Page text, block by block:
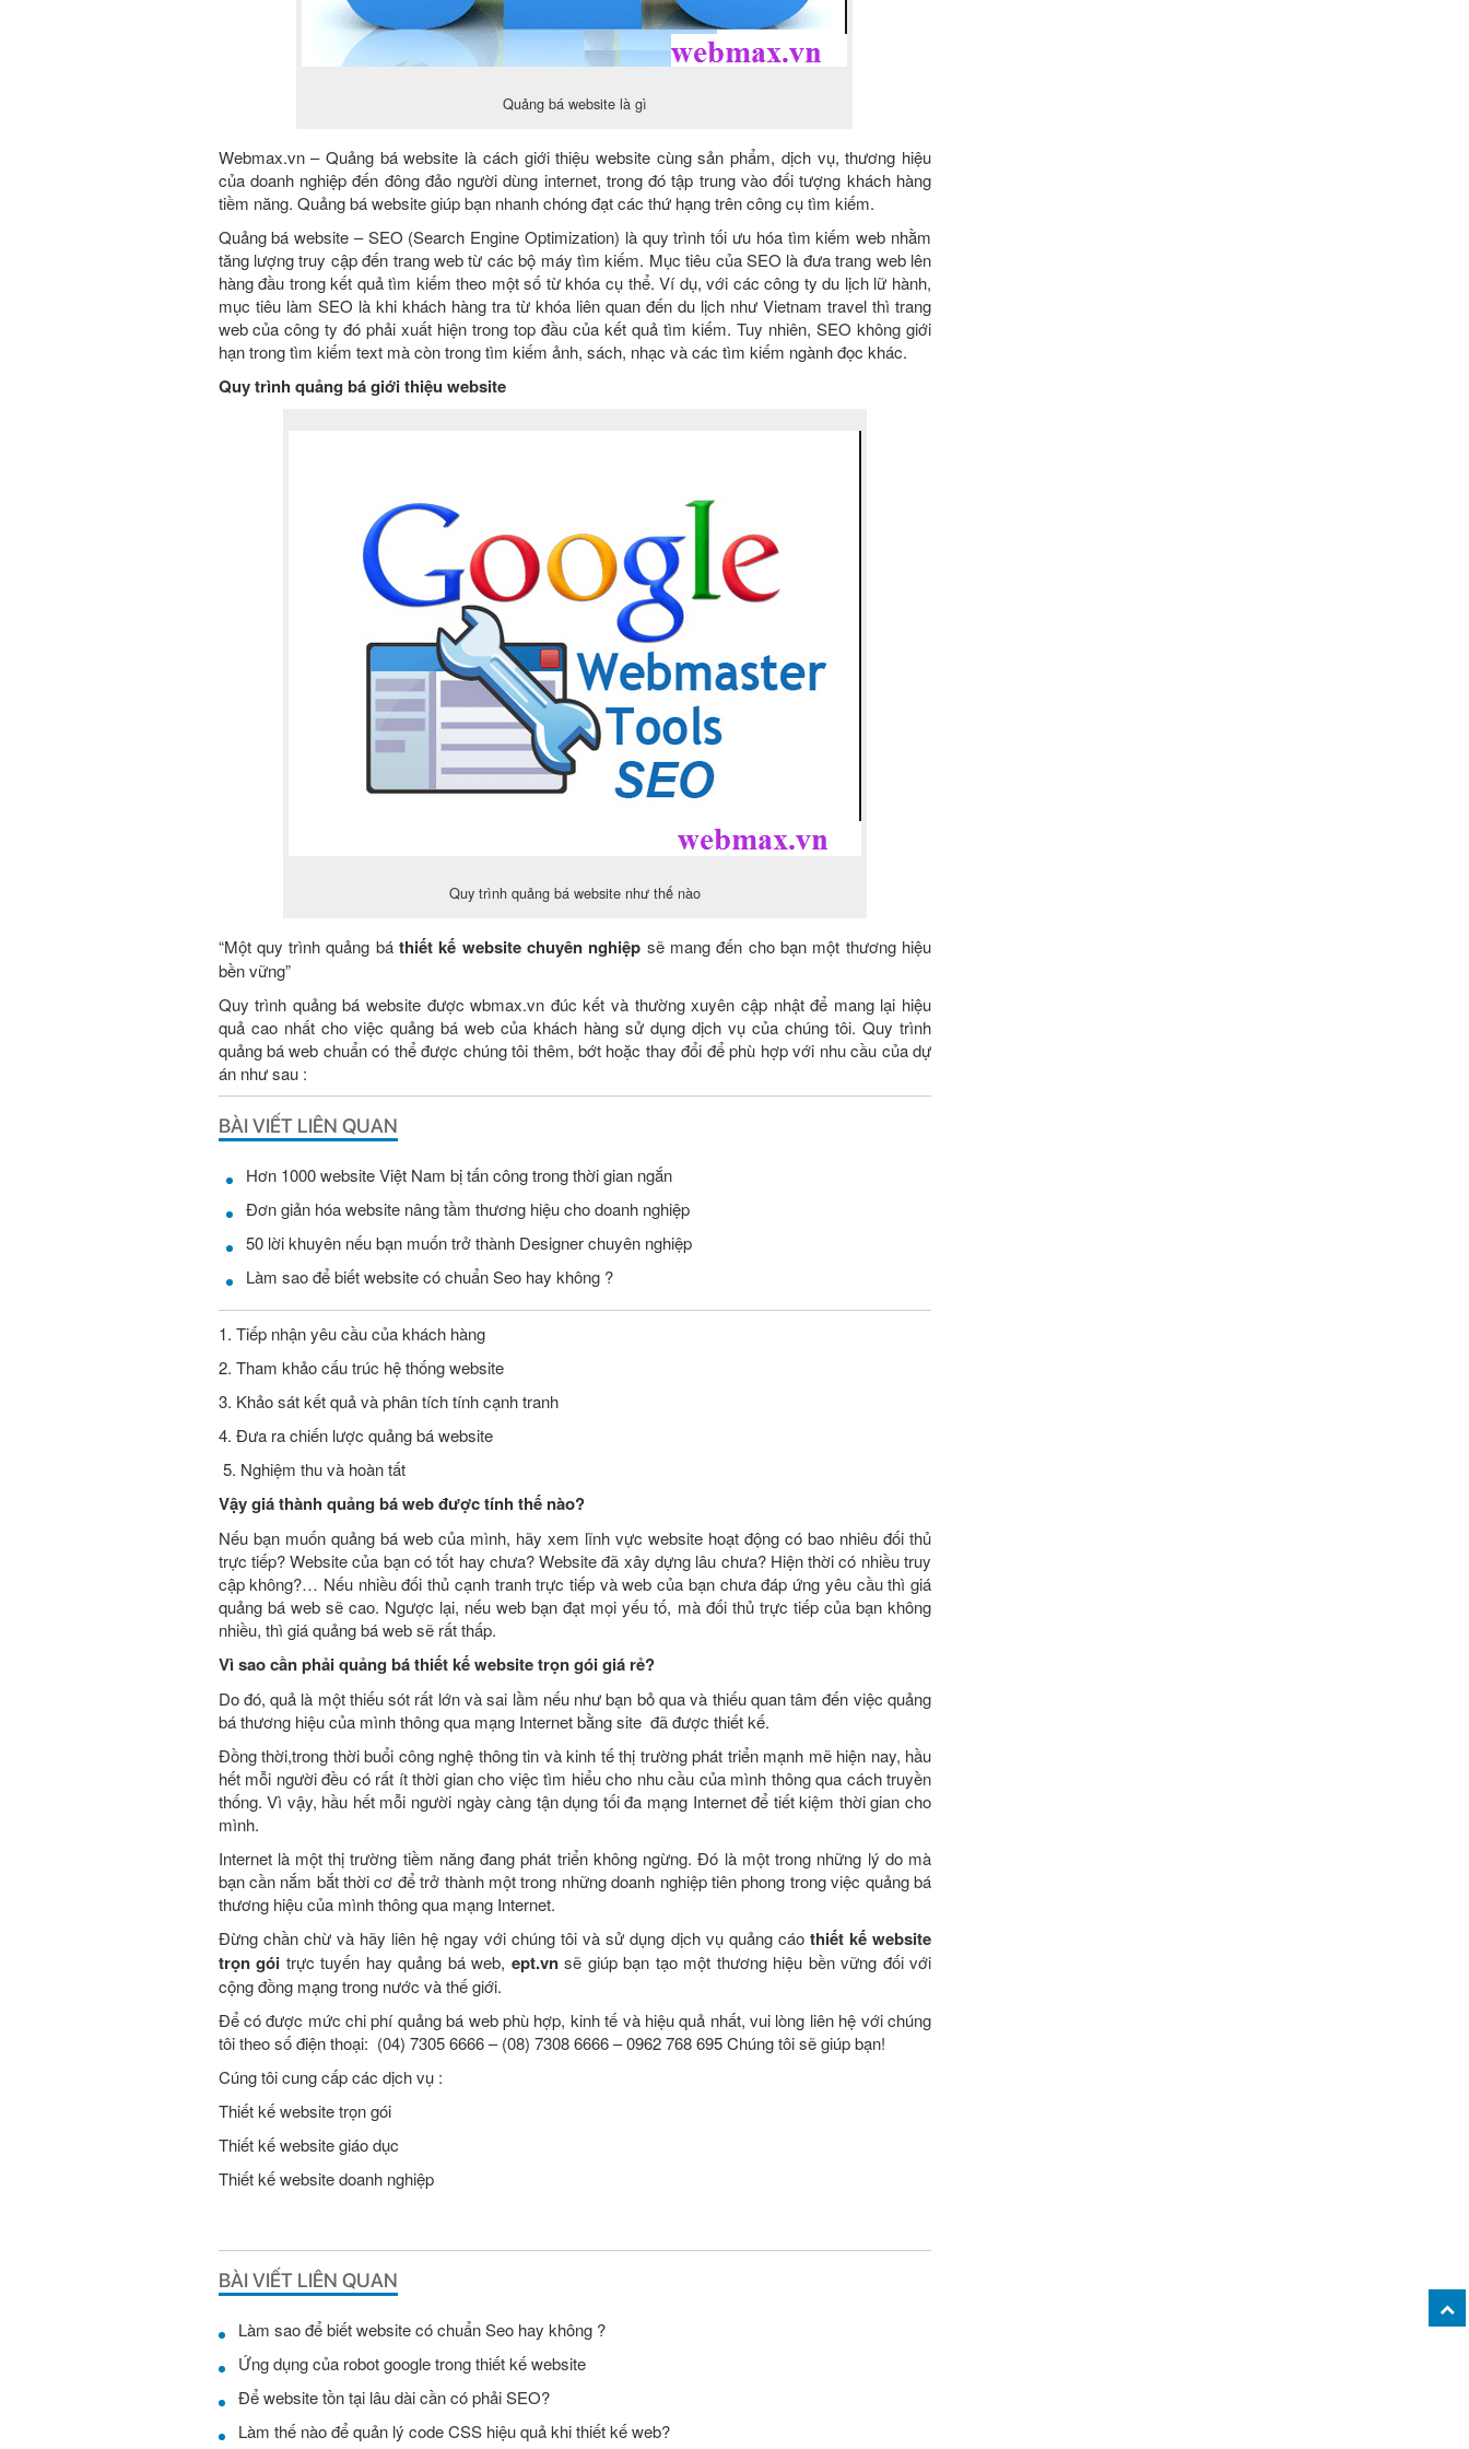
Quảng bá website là gì
Webmax.vn– Quảng bá website là cách giới thiệu website cùng sản phẩm, dịch vụ, thương hiệu
của doanh nghiệp đến đông đảo người dùng internet, trong đó tập trung vào đối tượng khách hàng
tiềm năng. Quảng bá website giúp bạn nhanh chóng đạt các thứ hạng trên công cụ tìm kiếm.
Quảng bá website – SEO (Search Engine Optimization) là quy trình tối ưu hóa tìm kiếm web nhằm
tăng lượng truy cập đến trang web từ các bộ máy tìm kiếm. Mục tiêu của SEO là đưa trang web lên
hàng đầu trong kết quả tìm kiếm theo một số từ khóa cụ thể. Ví dụ, với các công ty du lịch lữ hành,
mục tiêu làm SEO là khi khách hàng tra từ khóa liên quan đến du lịch như Vietnam travel thì trang
web của công ty đó phải xuất hiện trong top đầu của kết quả tìm kiếm. Tuy nhiên, SEO không giới
hạn trong tìm kiếm text mà còn trong tìm kiếm ảnh, sách, nhạc và các tìm kiếm ngành đọc khác.
Quy trình quảng bá giới thiệu website
Quy trình quảng bá website như thế nào
“Một quy trình quảng báthiết kế website chuyên nghiệp sẽ mang đến cho bạn một thương hiệu
bền vững”
Quy trình quảng bá website được wbmax.vn đúc kết và thường xuyên cập nhật để mang lại hiệu
quả cao nhất cho việc quảng bá web của khách hàng sử dụng dịch vụ của chúng tôi. Quy trình
quảng bá web chuẩn có thể được chúng tôi thêm, bớt hoặc thay đổi để phù hợp với nhu cầu của dự
án như sau :
BÀI VIẾT LIÊN QUAN
Hơn 1000 website Việt Nam bị tấn công trong thời gian ngắn
Đơn giản hóa website nâng tầm thương hiệu cho doanh nghiệp
50 lời khuyên nếu bạn muốn trở thành Designer chuyên nghiệp
Làm sao để biết website có chuẩn Seo hay không ?
1. Tiếp nhận yêu cầu của khách hàng
2. Tham khảo cấu trúc hệ thống website
3. Khảo sát kết quả và phân tích tính cạnh tranh
4. Đưa ra chiến lược quảng bá website
5. Nghiệm thu và hoàn tất
Vậy giá thành quảng bá web được tính thế nào?
Nếu bạn muốn quảng bá web của mình, hãy xem lĩnh vực website hoạt động có bao nhiêu đối thủ
trực tiếp? Website của bạn có tốt hay chưa? Website đã xây dựng lâu chưa? Hiện thời có nhiều truy
cập không?… Nếu nhiều đối thủ cạnh tranh trực tiếp và web của bạn chưa đáp ứng yêu cầu thì giá
quảng bá web sẽ cao. Ngược lại, nếu web bạn đạt mọi yếu tố, mà đối thủ trực tiếp của bạn không
nhiều, thì giá quảng bá web sẽ rất thấp.
Vì sao cần phải quảng báthiết kế website trọn gói giá rẻ?
Do đó, quả là một thiếu sót rất lớn và sai lầm nếu như bạn bỏ qua và thiếu quan tâm đến việc quảng
bá thương hiệu của mình thông qua mạng Internet bằng site đã được thiết kế.
Đồng thời,trong thời buổi công nghệ thông tin và kinh tế thị trường phát triển mạnh mẽ hiện nay, hầu
hết mỗi người đều có rất ít thời gian cho việc tìm hiểu cho nhu cầu của mình thông qua cách truyền
thống. Vì vậy, hầu hết mỗi người ngày càng tận dụng tối đa mạng Internet để tiết kiệm thời gian cho
mình.
Internet là một thị trường tiềm năng đang phát triển không ngừng. Đó là một trong những lý do mà
bạn cần nắm bắt thời cơ để trở thành một trong những doanh nghiệp tiên phong trong việc quảng bá
thương hiệu của mình thông qua mạng Internet.
Đừng chần chừ và hãy liên hệ ngay với chúng tôi và sử dụng dịch vụ quảng cáo thiết kế website
trọn gói trực tuyến hay quảng bá web, ept.vnsẽ giúp bạn tạo một thương hiệu bền vững đối với
cộng đồng mạng trong nước và thế giới.
Để có được mức chi phí quảng bá web phù hợp, kinh tế và hiệu quả nhất, vui lòng liên hệ với chúng
tôi theo số điện thoại: (04) 7305 6666 – (08) 7308 6666 – 0962 768 695 Chúng tôi sẽ giúp bạn!
Cúng tôi cung cấp các dịch vụ :
Thiết kế website trọn gói
Thiết kế website giáo dục
Thiết kế website doanh nghiệp
BÀI VIẾT LIÊN QUAN
Làm sao để biết website có chuẩn Seo hay không ?
Ứng dụng của robot google trong thiết kế website
Để website tồn tại lâu dài cần có phải SEO?
Làm thế nào để quản lý code CSS hiệu quả khi thiết kế web?